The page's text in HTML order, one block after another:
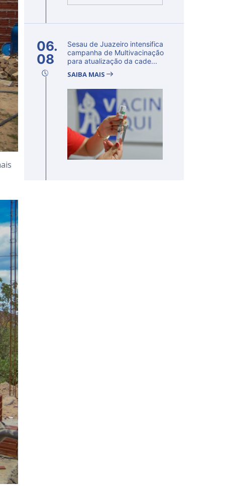
06.
08
Sesau de Juazeiro intensifica
campanha de Multivacinação
para atualização da cade...
SAIBA MAIS